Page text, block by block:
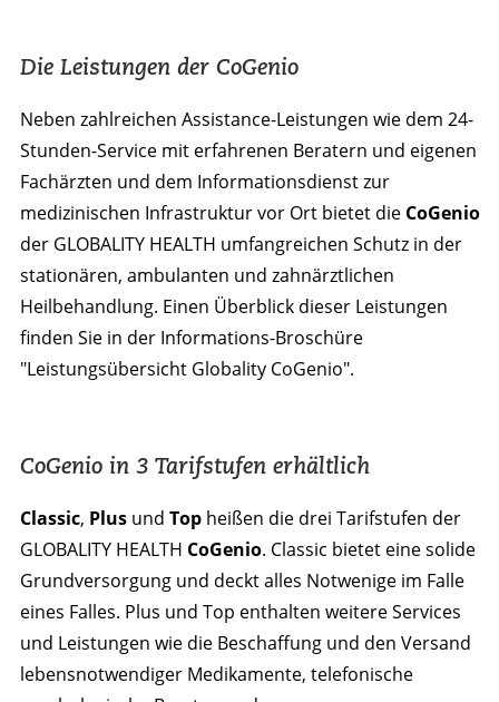
Die Leistungen der CoGenio
Neben zahlreichen Assistance-Leistungen wie dem 24-
Stunden-Service mit erfahrenen Beratern und eigenen
Fachärzten und dem Informationsdienst zur
medizinischen Infrastruktur vor Ort bietet die CoGenio
der GLOBALITY HEALTH umfangreichen Schutz in der
stationären, ambulanten und zahnärztlichen
Heilbehandlung. Einen Überblick dieser Leistungen
finden Sie in der Informations-Broschüre
"Leistungsübersicht Globality CoGenio".
CoGenio in 3 Tarifstufen erhältlich
Classic, Plusund Topheißen die drei Tarifstufen der
GLOBALITY HEALTH CoGenio. Classic bietet eine solide
Grundversorgung und deckt alles Notwenige im Falle
eines Falles. Plus und Top enthalten weitere Services
und Leistungen wie die Beschaffung und den Versand
lebensnotwendiger Medikamente, telefonische